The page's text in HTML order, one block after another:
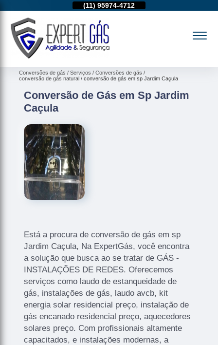
(11) 95974-4712
Conversões de gás Serviços
Conversões de gás
conversão de gás natural
conversão de gás em sp Jardim Caçula
Conversão de Gás em Sp Jardim
Caçula
Está a procura de conversão de gás em sp
Jardim Caçula, Na ExpertGás, você encontra
a solução que busca ao se tratar de GÁS -
INSTALAÇÕES DE REDES. Oferecemos
serviços como laudo de estanqueidade de
gás, instalações de gás, laudo avcb, kit
energia solar residencial preço, instalação de
gás encanado residencial preço, aquecedores
solares preço. Com profissionais altamente
capacitados, e instalações modernas, a